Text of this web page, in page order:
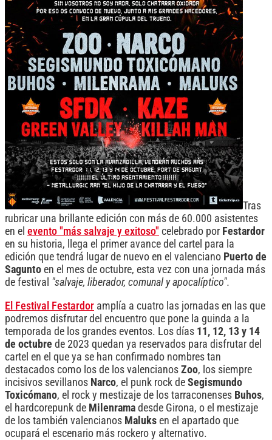
Tras
rubricar una brillante edición con más de 60.000 asistentes
en el evento "más salvaje y exitoso" celebrado por Festardor
en su historia, llega el primer avance del cartel para la
edición que tendrá lugar de nuevo en el valenciano Puerto de
Sagunto en el mes de octubre, esta vez con una jornada más
de festival "salvaje, liberador, comunal y apocalíptico".
El Festival Festardor amplía a cuatro las jornadas en las que
podremos disfrutar del encuentro que pone la guinda a la
temporada de los grandes eventos. Los días 11, 12, 13 y 14
de octubre de 2023 quedan ya reservados para disfrutar del
cartel en el que ya se han confirmado nombres tan
destacados como los de los valencianos Zoo, los siempre
incisivos sevillanos Narco, el punk rock de Segismundo
Toxicómano, el rock y mestizaje de los tarraconenses Buhos,
el hardcorepunk de Milenrama desde Girona, o el mestizaje
de los también valencianos Maluks en el apartado que
ocupará el escenario más rockero y alternativo.